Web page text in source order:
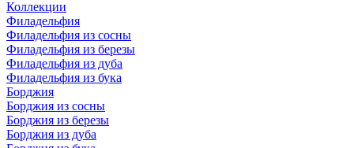
Коллекции
Филадельфия
Филадельфия из сосны
Филадельфия из березы
Филадельфия из дуба
Филадельфия из бука
Борджия
Борджия из сосны
Борджия из березы
Борджия из дуба